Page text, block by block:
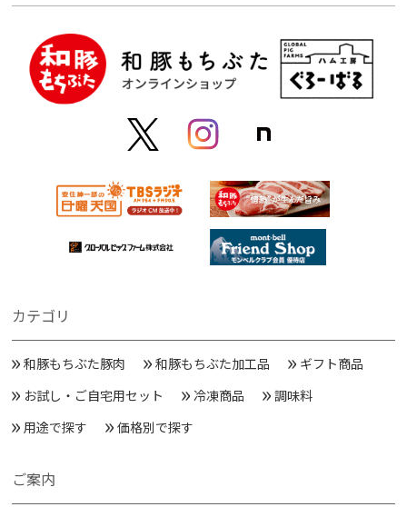
カテゴリ
和豚もちぶた豚肉 和豚もちぶた加工品
ギフト商品
お試し・ご自宅用セット
冷凍商品
調味料
用途で探す
価格別で探す
ご案内